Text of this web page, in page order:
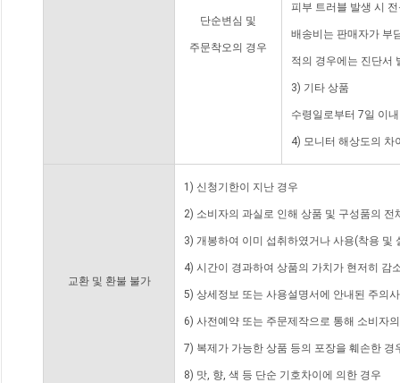
단순변심 및
주문착오의 경우
피부 트러블 발생 시
배송비는 판매자가 부
적의 경우에는 진단서
3) 기타 상품
수령일로부터 7일 이
4) 모니터 해상도의 차
교환 및 환불 불가
1) 신청기한이 지난 경우
2) 소비자의 과실로 인해 상품 및 구성품의
3) 개봉하여 이미 섭취하였거나 사용(착용 및
4) 시간이 경과하여 상품의 가치가 현저히 감
5) 상세정보 또는 사용설명서에 안내된 주의
6) 사전예약 또는 주문제작으로 통해 소비자
7) 복제가 가능한 상품 등의 포장을 훼손한 경
8) 맛, 향, 색 등 단순 기호차이에 의한 경우